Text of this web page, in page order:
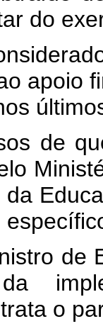
do
apoio
de
de
da
o